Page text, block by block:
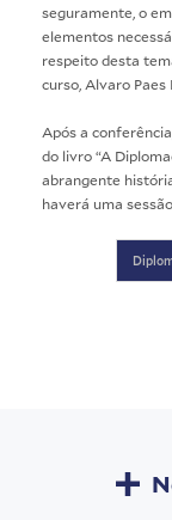
seguramente, o
elementos
respeito desta
curso, Alvaro Paes
Após a
do livro “A
abrangente
haverá uma